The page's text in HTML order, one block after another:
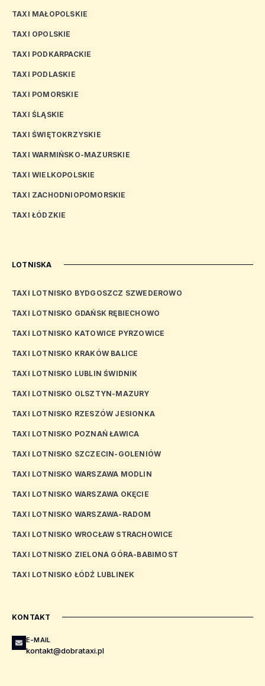
TAXI MAŁOPOLSKIE
TAXI OPOLSKIE
TAXI PODKARPACKIE
TAXI PODLASKIE
TAXI POMORSKIE
TAXI ŚLĄSKIE
TAXI ŚWIĘTOKRZYSKIE
TAXI WARMIŃSKO-MAZURSKIE
TAXI WIELKOPOLSKIE
TAXI ZACHODNIOPOMORSKIE
TAXI ŁÓDZKIE
LOTNISKA
TAXI LOTNISKO BYDGOSZCZ SZWEDEROWO
TAXI LOTNISKO GDAŃSK RĘBIECHOWO
TAXI LOTNISKO KATOWICE PYRZOWICE
TAXI LOTNISKO KRAKÓW BALICE
TAXI LOTNISKO LUBLIN ŚWIDNIK
TAXI LOTNISKO OLSZTYN-MAZURY
TAXI LOTNISKO RZESZÓW JESIONKA
TAXI LOTNISKO POZNAŃ ŁAWICA
TAXI LOTNISKO SZCZECIN-GOLENIÓW
TAXI LOTNISKO WARSZAWA MODLIN
TAXI LOTNISKO WARSZAWA OKĘCIE
TAXI LOTNISKO WARSZAWA-RADOM
TAXI LOTNISKO WROCŁAW STRACHOWICE
TAXI LOTNISKO ZIELONA GÓRA-BABIMOST
TAXI LOTNISKO ŁÓDŹ LUBLINEK
KONTAKT
E-MAIL
kontakt@dobrataxi.pl